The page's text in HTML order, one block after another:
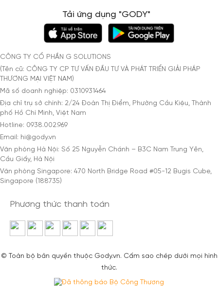
Tải ứng dụng "GODY"
CÔNG TY CỔ PHẦN G SOLUTIONS
(Tên cũ: CÔNG TY CP TƯ VẤN ĐẦU TƯ VÀ PHÁT TRIỂN GIẢI PHÁP
THƯƠNG MẠI VIỆT NAM)
Mã số doanh nghiệp: 0310931464
Địa chỉ trụ sở chính: 2/24 Đoàn Thị Điểm, Phường Cầu Kiệu, Thành
phố Hồ Chí Minh, Việt Nam
Hotline: 0938.002.969
Email: hi@gody.vn
Văn phòng Hà Nội: Số 25 Nguyễn Chánh – B3C Nam Trung Yên,
Cầu Giấy, Hà Nội
Văn phòng Singapore: 470 North Bridge Road #05-12 Bugis Cube,
Singapore (188735)
Phương thức thanh toán
© Toàn bộ bản quyền thuộc Gody.vn. Cấm sao chép dưới mọi hình
thức.